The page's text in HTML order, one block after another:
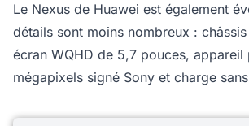
Le Nexus de Huawei est également
détails sont moins nombreux :
écran WQHD de 5,7 pouces, appareil
mégapixels signé Sony et charge